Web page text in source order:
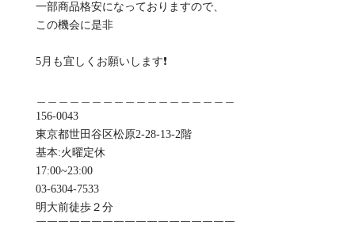
一部商品格安になっておりますので、
この機会に是非
5月も宜しくお願いします❗
156-0043
東京都世田谷区松原2-28-13-2階
基本:火曜定休
️17:00~23:00
03-6304-7533
明大前徒歩２分
￣￣￣￣￣￣￣￣￣￣￣￣￣￣￣￣￣￣